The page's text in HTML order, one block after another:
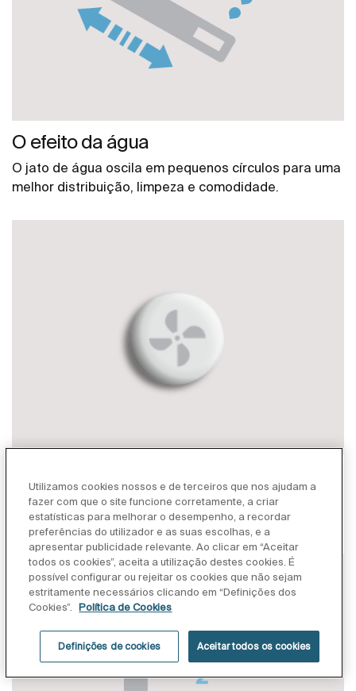
O efeito da água
O jato de água oscila em pequenos círculos para uma
melhor distribuição, limpeza e comodidade.
Ar quente suave para uma secagem agradável depois
da limpeza.
Utilizamos cookies nossos e de terceiros que nos ajudam a
fazer com que o site funcione corretamente, a criar
estatísticas para melhorar o desempenho, a recordar
preferências do utilizador e as suas escolhas, e a
apresentar publicidade relevante. Ao clicar em “Aceitar
todos os cookies”, aceita a utilização destes cookies. É
possível configurar ou rejeitar os cookies que não sejam
estritamente necessários clicando em “Definições dos
Cookies”.
Política de Cookies
Definições de cookies Aceitar todos os cookies